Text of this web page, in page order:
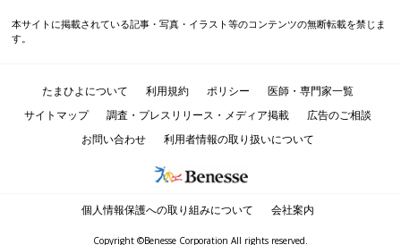
本サイトに掲載されている記事・写真・イラスト等のコンテンツの無断転載を禁じま
す。
たまひよについて 利用規約 ポリシー
医師・専門家一覧
サイトマップ
調査・プレスリリース・メディア掲載
広告のご相談
お問い合わせ
利用者情報の取り扱いについて
個人情報保護への取り組みについて 会社案内
Copyright ©Benesse Corporation All rights reserved.